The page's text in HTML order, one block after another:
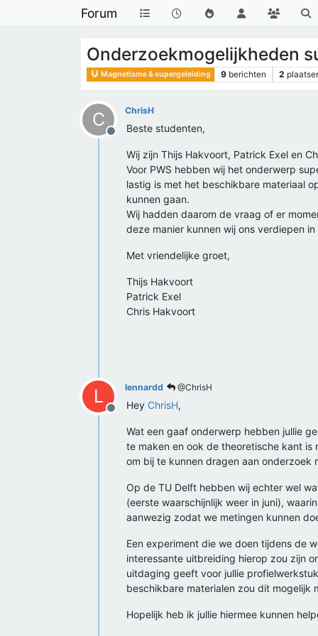
Forum
Onderzoekmogelijkheden
Magnetisme & supergeleiding 9 berichten 2
C
Offline
ChrisH
Beste studenten,
Wij zijn Thijs Hakvoort, Patrick Exel en
Voor PWS hebben wij het onderwerp
lastig is met het beschikbare materiaal
kunnen gaan.
Wij hadden daarom de vraag of er
deze manier kunnen wij ons verdiepen
Met vriendelijke groet,
Thijs Hakvoort
Patrick Exel
Chris Hakvoort
L
Offline
lennardd @ChrisH
Hey ChrisH,
Wat een gaaf onderwerp hebben jullie
te maken en ook de theoretische kant
om bij te kunnen dragen aan onderzoek
Op de TU Delft hebben wij echter wel
(eerste waarschijnlijk weer in juni),
aanwezig zodat we metingen kunnen
Een experiment die we doen tijdens de
interessante uitbreiding hierop zou zijn
uitdaging geeft voor jullie
beschikbare materialen zou dit mogelijk
Hopelijk heb ik jullie hiermee kunnen